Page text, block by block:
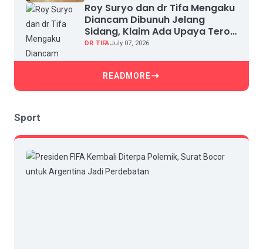
Roy Suryo dan dr Tifa Mengaku
Diancam Dibunuh Jelang
Sidang, Klaim Ada Upaya Teror
dan Intimidasi
DR TIFAJuly 07, 2026
READMORE
Sport